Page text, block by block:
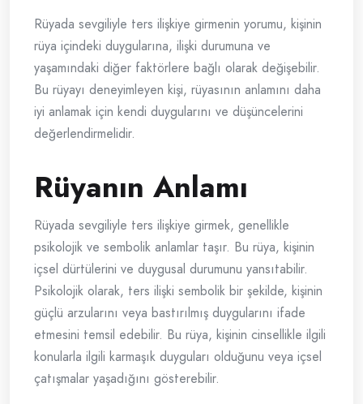
Rüyada sevgiliyle ters ilişkiye girmenin yorumu, kişinin
rüya içindeki duygularına, ilişki durumuna ve
yaşamındaki diğer faktörlere bağlı olarak değişebilir.
Bu rüyayı deneyimleyen kişi, rüyasının anlamını daha
iyi anlamak için kendi duygularını ve düşüncelerini
değerlendirmelidir.
Rüyanın Anlamı
Rüyada sevgiliyle ters ilişkiye girmek, genellikle
psikolojik ve sembolik anlamlar taşır. Bu rüya, kişinin
içsel dürtülerini ve duygusal durumunu yansıtabilir.
Psikolojik olarak, ters ilişki sembolik bir şekilde, kişinin
güçlü arzularını veya bastırılmış duygularını ifade
etmesini temsil edebilir. Bu rüya, kişinin cinsellikle ilgili
konularla ilgili karmaşık duyguları olduğunu veya içsel
çatışmalar yaşadığını gösterebilir.